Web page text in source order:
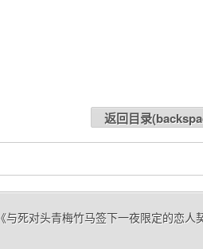
返回目录(
《与死对头青梅竹马签下一夜限定的恋